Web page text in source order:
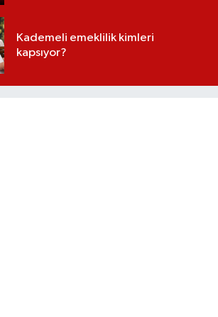
Kademeli emeklilik kimleri
kapsıyor?